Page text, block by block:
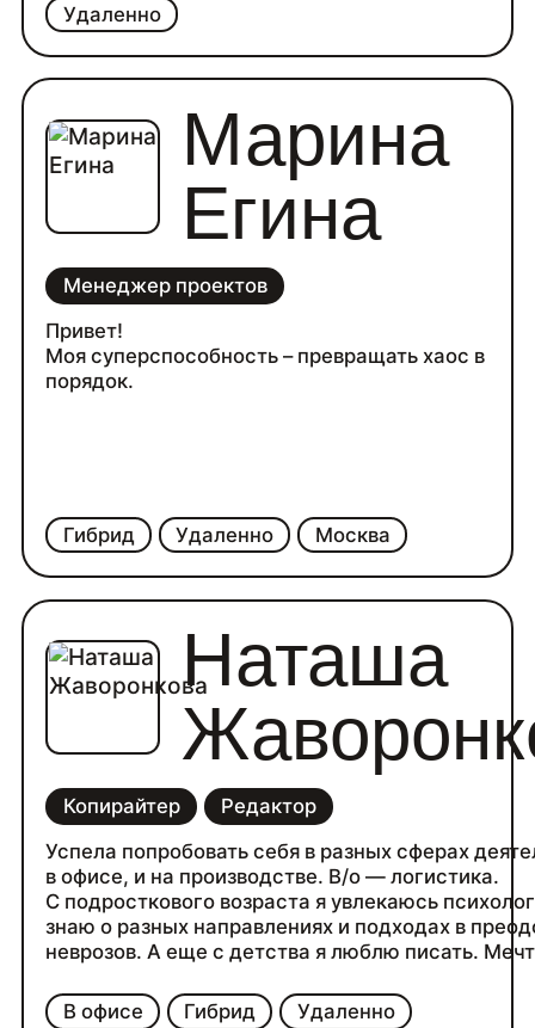
Удаленно
Гибрид Удаленно Москва
Марина
Егина
Менеджер проектов
Привет!
Моя суперспособность – превращать хаос в
порядок.
В офисе Гибрид
Удаленно
Наташа
Копирайтер
Редактор
Успела попробовать себя в разных сферах
в офисе, и на производстве. В/о — логистика.
С подросткового возраста я увлекаюсь
знаю о разных направлениях и подходах в
неврозов. А еще с детства я люблю писать.
каждого человека интереснее любой